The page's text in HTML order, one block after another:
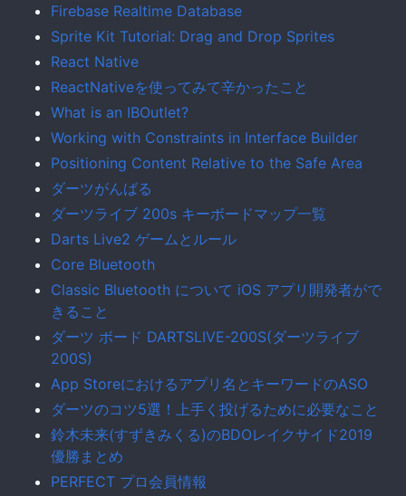
Firebase Realtime Database
Sprite Kit Tutorial: Drag and Drop Sprites
React Native
ReactNativeを使ってみて辛かったこと
What is an IBOutlet?
Working with Constraints in Interface Builder
Positioning Content Relative to the Safe Area
ダーツがんばる
ダーツライブ 200s キーボードマップ一覧
Darts Live2 ゲームとルール
Core Bluetooth
Classic Bluetooth について iOS アプリ開発者がで
きること
ダーツ ボード DARTSLIVE-200S(ダーツライブ
200S)
App Storeにおけるアプリ名とキーワードのASO
ダーツのコツ5選！上手く投げるために必要なこと
鈴木未来(すずきみくる)のBDOレイクサイド2019
優勝まとめ
PERFECT プロ会員情報